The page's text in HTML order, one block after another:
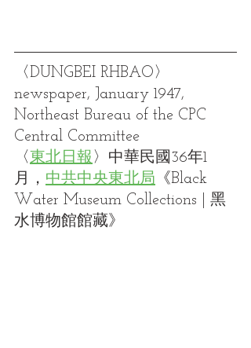
〈DUNGBEI RHBAO〉
newspaper, January 1947,
Northeast Bureau of the CPC
Central Committee
〈 東北日報 〉中華民國36年1
月， 中共中央東北局 《Black
Water Museum Collections | 黑
水博物館館藏》